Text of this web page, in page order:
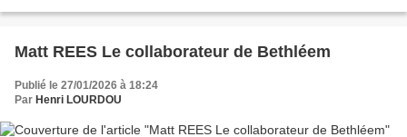
Matt REES Le collaborateur de Bethléem
Publié le 27/01/2026 à 18:24
Par Henri LOURDOU